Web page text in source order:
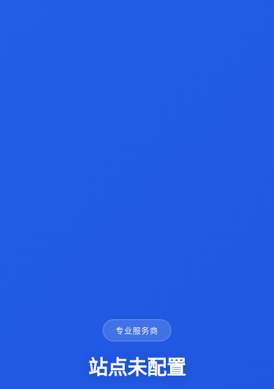
专业服务商
站点未配置